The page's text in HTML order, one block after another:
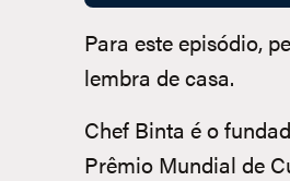
Para este episódio,
lembra de casa.
Chef Binta é o
Prêmio Mundial de